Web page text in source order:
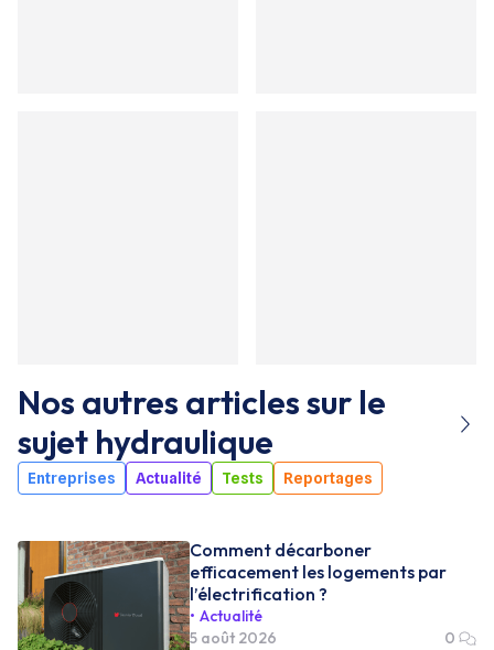
Nos autres articles sur le
sujet hydraulique
Entreprises Actualité Tests Reportages
Comment décarboner
efficacement les logements par
l’électrification ?
Actualité
5 août 2026
0